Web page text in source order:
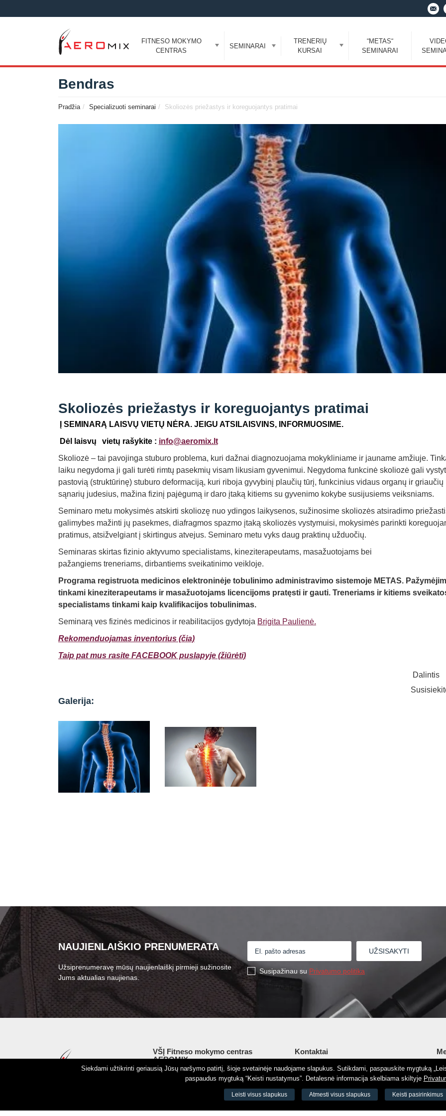
FITNESO MOKYMO
CENTRAS
SEMINARAI
TRENERIŲ
KURSAI
“METAS“
SEMINARAI
Bendras
Pradžia Specializuoti seminarai Skoliozės priežastys ir koreguojantys pratimai
Skoliozės priežastys ir koreguojantys pratimai
Į SEMINARĄ LAISVŲ VIETŲ NĖRA. JEIGU ATSILAISVINS, INFORMUOSIME.
Dėl laisvų
vietų rašykite : info@aeromix.lt
Skoliozė – tai pavojinga stuburo problema, kuri dažnai diagnozuojama mokykliniame ir jauname amžiuje.
laiku negydoma ji gali turėti rimtų pasekmių visam likusiam gyvenimui. Negydoma funkcinė skoliozė gali
pastovią (struktūrinę) stuburo deformaciją, kuri riboja gyvybinį plaučių tūrį, funkcinius vidaus organų ir griaučių
sąnarių judesius, mažina fizinį pajėgumą ir daro įtaką kitiems su gyvenimo kokybe susijusiems veiksniams.
Seminaro metu mokysimės atskirti skoliozę nuo ydingos laikysenos, sužinosime skoliozės atsiradimo
galimybes mažinti jų pasekmes, diafragmos spazmo įtaką skoliozės vystymuisi, mokysimės parinkti
pratimus, atsižvelgiant į skirtingus atvejus. Seminaro metu vyks daug praktinų užduočių.
Seminaras skirtas fizinio aktyvumo specialistams, kineziterapeutams, masažuotojams bei
pažangiems treneriams, dirbantiems sveikatinimo veikloje.
Programa registruota medicinos elektroninėje tobulinimo administravimo sistemoje METAS.
tinkami kineziterapeutams ir masažuotojams licencijoms pratęsti ir gauti. Treneriams ir kitiems
specialistams tinkami kaip kvalifikacijos tobulinimas.
Seminarą ves fizinės medicinos ir reabilitacijos gydytoja Brigita Paulienė.
Rekomenduojamas inventorius (čia)
Taip pat mus rasite FACEBOOK puslapyje (žiūrėti)
Dalintis
Galerija:
NAUJIENLAIŠKIO PRENUMERATA
Užsiprenumeravę mūsų naujienlaiškį pirmieji sužinosite
Jums aktualias naujienas.
Susipažinau su Privatumo politika
VŠĮ Fitneso mokymo centras
AEROMIX
Įm. k. 300034190
LT98 7300 0100 8525 8188
Swedbankas, banko kodas 73000
Kontaktai
Šv. Stepono g. 27C, Vilnius, Lietuva
+37060779864
Siekdami užtikrinti geriausią Jūsų naršymo patirtį, šioje svetainėje naudojame slapukus. Sutikdami, paspauskite mygtuką
paspaudus mygtuką “Keisti nustatymus”. Detalesnė informacija skelbiama skiltyje
Leisti visus slapukus Atmesti visus slapukus Keisti pasirinkimus